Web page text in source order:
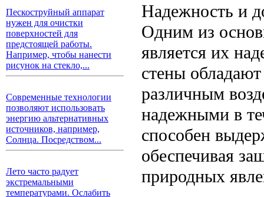
Пескоструйный аппарат
нужен для очистки
поверхностей для
предстоящей работы.
Например, чтобы нанести
рисунок на стекло,...
Современные технологии
позволяют использовать
энергию альтернативных
источников, например,
Солнца. Посредством...
Лето часто радует
экстремальными
температурами. Ослабить
Надежность и
Одним из
является их
стены
различным
надежными в
способен
обеспечивая
природных